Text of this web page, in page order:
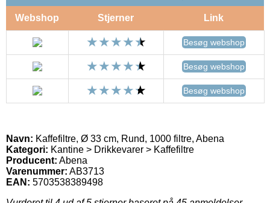
Webshop Stjerner Link
Besøg webshop
Besøg webshop
Besøg webshop
Navn: Kaffefiltre, Ø 33 cm, Rund, 1000 filtre, Abena
Kategori: Kantine > Drikkevarer > Kaffefiltre
Producent: Abena
Varenummer: AB3713
EAN: 5703538389498